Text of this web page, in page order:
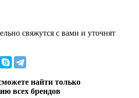
свяжутся с вами и уточнят
найти только
всех брендов